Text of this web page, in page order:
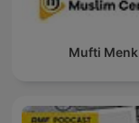
Mufti Menk